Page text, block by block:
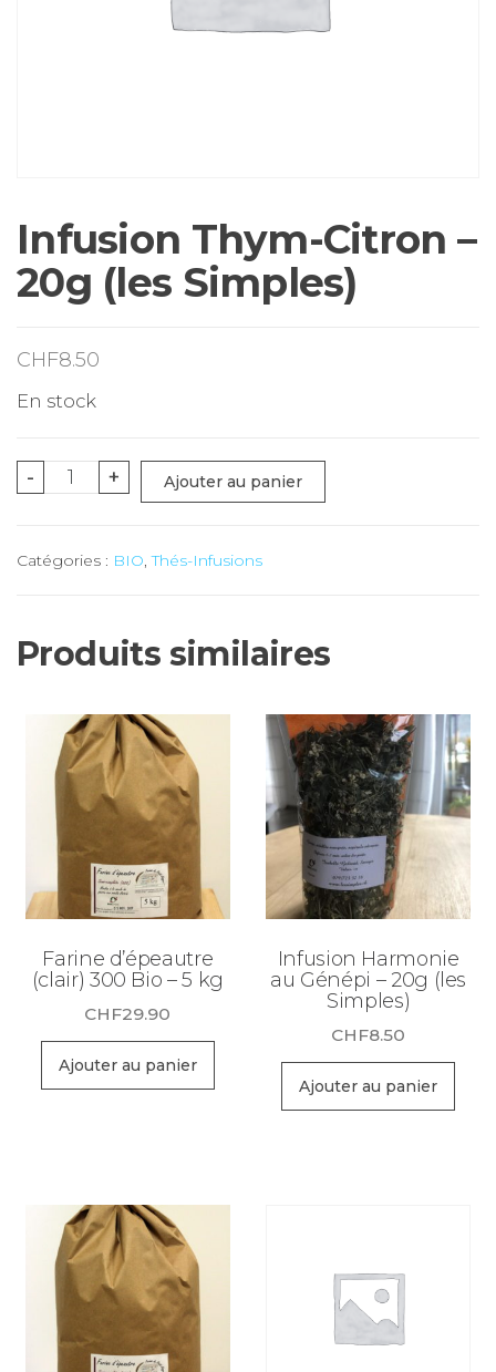
Infusion Thym-Citron –
20g (les Simples)
CHF8.50
En stock
-
quantité
Thym-
20g
Simples)
+ Ajouter au panier
Catégories : BIO,Thés-Infusions
Produits similaires
Farine d’épeautre
(clair) 300 Bio – 5 kg
CHF29.90
Ajouter au panier
Infusion Harmonie
au Génépi – 20g (les
Simples)
CHF8.50
Ajouter au panier